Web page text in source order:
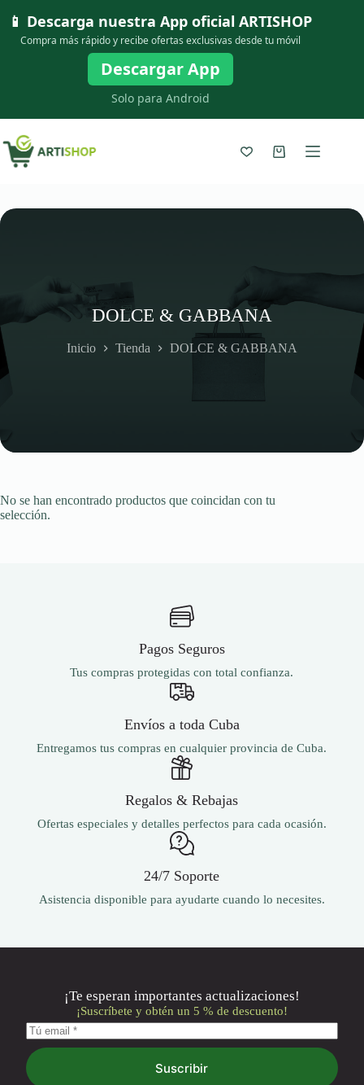
contenido
📱 Descarga nuestra App oficialARTISHOP
Compra más rápido y recibe ofertas exclusivas desde tu móvil
Descargar App
Solo para Android
Carro
DOLCE & GABBANA
Inicio Tienda DOLCE & GABBANA
No se han encontrado productos que coincidan con tu
selección.
Pagos Seguros
Tus compras protegidas con total confianza.
Envíos a toda Cuba
Entregamos tus compras en cualquier provincia de Cuba.
Regalos & Rebajas
Ofertas especiales y detalles perfectos para cada ocasión.
24/7 Soporte
Asistencia disponible para ayudarte cuando lo necesites.
¡Te esperan importantes actualizaciones!
¡Suscríbete y obtén un 5 % de descuento!
Suscribir